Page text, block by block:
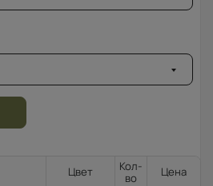
Цвет
Кол-
во
Цена